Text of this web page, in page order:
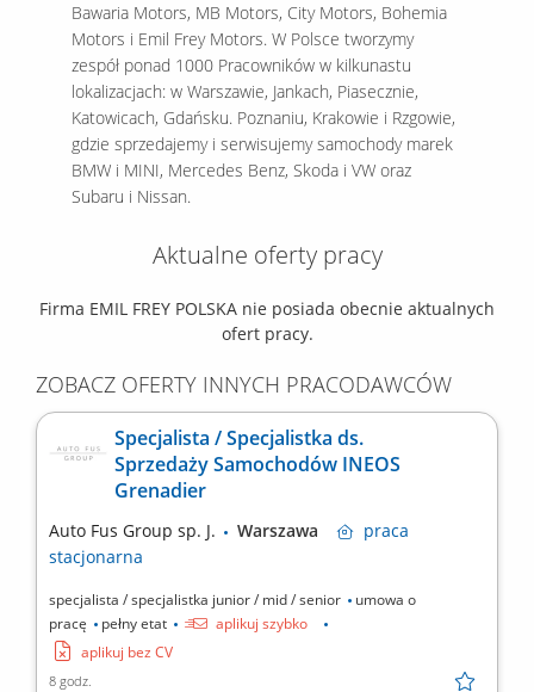
Bawaria Motors, MB Motors, City Motors, Bohemia
Motors i Emil Frey Motors. W Polsce tworzymy
zespół ponad 1000 Pracowników w kilkunastu
lokalizacjach: w Warszawie, Jankach, Piasecznie,
Katowicach, Gdańsku. Poznaniu, Krakowie i Rzgowie,
gdzie sprzedajemy i serwisujemy samochody marek
BMW i MINI, Mercedes Benz, Skoda i VW oraz
Subaru i Nissan.
Aktualne oferty pracy
Firma EMIL FREY POLSKA nie posiada obecnie aktualnych
ofert pracy.
ZOBACZ OFERTY INNYCH PRACODAWCÓW
Specjalista / Specjalistka ds.
Sprzedaży Samochodów INEOS
Grenadier
Auto Fus Group sp. J. Warszawa
praca
stacjonarna
specjalista / specjalistka junior / mid / senior
umowa o
pracę
pełny etat
aplikuj szybko
aplikuj bez CV
8 godz.